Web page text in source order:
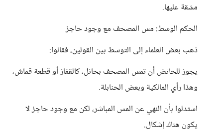
مشقة عليها.
الحكم الوسط: مس المصحف مع وجود حاجز
ذهب بعض العلماء إلى التوسط بين القولين، فقالوا:
يجوز للحائض أن تمس المصحف بحائل، كالقفاز أو قطعة قماش،
وهذا رأي المالكية وبعض الحنابلة.
استدلوا بأن النهي عن المس المباشر، لكن مع وجود حاجز لا
يكون هناك إشكال.